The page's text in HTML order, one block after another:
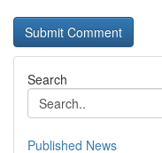
Search
Published News